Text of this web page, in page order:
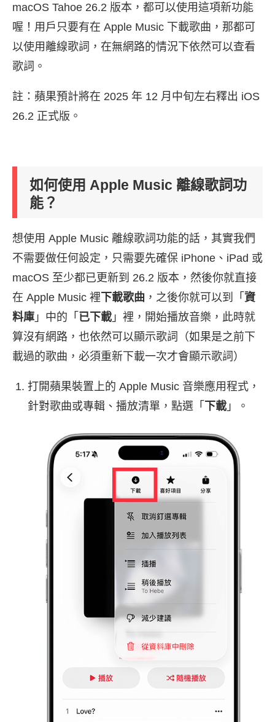
macOS Tahoe 26.2 版本，都可以使用這項新功能
喔！用戶只要有在 Apple Music 下載歌曲，那都可
以使用離線歌詞，在無網路的情況下依然可以查看
歌詞。
註：蘋果預計將在 2025 年 12 月中旬左右釋出 iOS
26.2 正式版。
如何使用 Apple Music 離線歌詞功
能？
想使用 Apple Music 離線歌詞功能的話，其實我們
不需要做任何設定，只需要先確保 iPhone、iPad 或
macOS 至少都已更新到 26.2 版本，然後你就直接
在 Apple Music 裡 下載歌曲 ，之後你就可以到「 資
料庫 」中的「 已下載 」裡，開始播放音樂，此時就
算沒有網路，也依然可以顯示歌詞（如果是之前下
載過的歌曲，必須重新下載一次才會顯示歌詞）
打開蘋果裝置上的 Apple Music 音樂應用程式，
針對歌曲或專輯、播放清單，點選「
下載 」。